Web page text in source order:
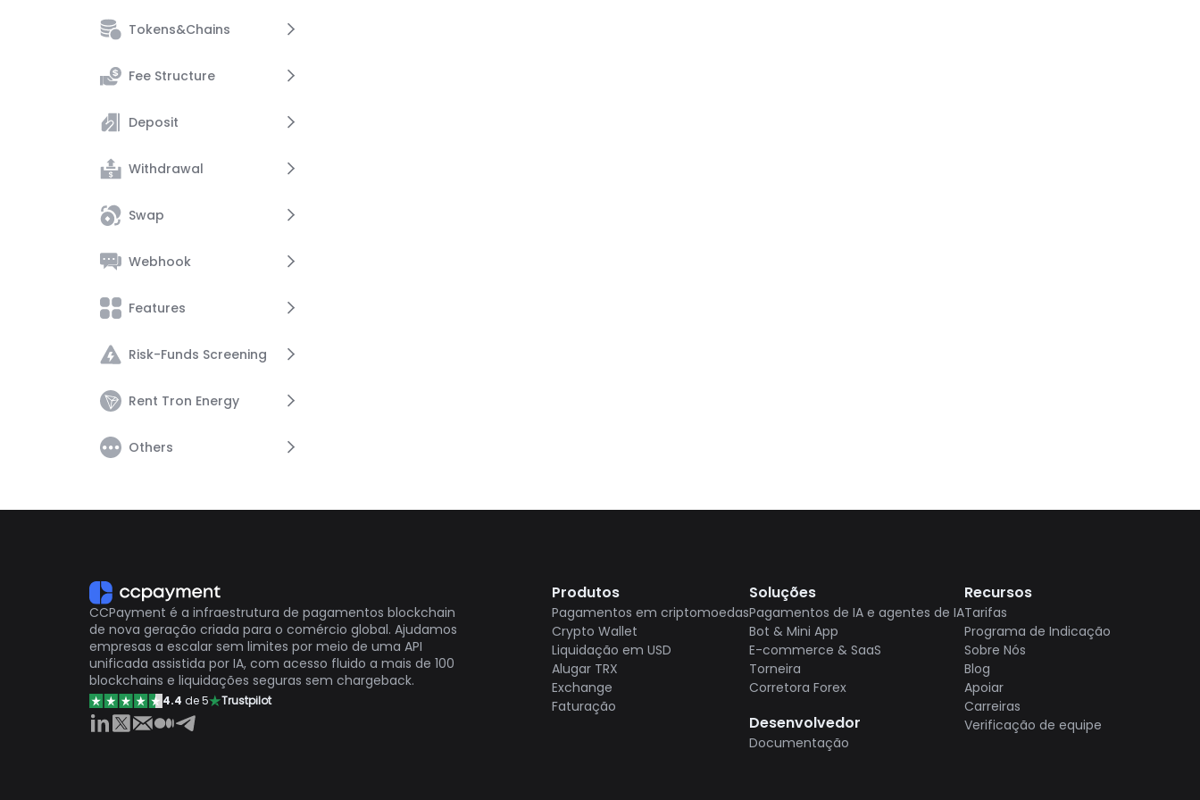
Account Management
Security
Tokens&Chains
Supported Tokens
Supported Chains
Fee Structure
Service Fee
Network Fee
Deposit
Deposit Guide
Crypto Deposit
Withdrawal
Withdrawal Guide
Crypto Withdrawal
Swap
Crypto Swap
Webhook
Webhook Notifications
Resend Webhook
Features
USD Settlement
Funds
Transaction
Risk-Funds Screening
Risky Payments Guide
Risky Address Guide
Rent Tron Energy
Rent Tron Energy
Others
Other
CCPayment é a infraestrutura de pagamentos blockchain
de nova geração criada para o comércio global. Ajudamos
empresas a escalar sem limites por meio de uma API
unificada assistida por IA, com acesso fluido a mais de 100
blockchains e liquidações seguras sem chargeback.
4.4 de 5 Trustpilot
Produtos
Pagamentos em criptomoedas
Crypto Wallet
Liquidação em USD
Alugar TRX
Exchange
Faturação
Soluções
Pagamentos de IA e agentes de IA
Bot & Mini App
E-commerce & SaaS
Torneira
Corretora Forex
Desenvolvedor
Documentação
Recursos
Tarifas
Programa de Indicação
Sobre Nós
Blog
Apoiar
Carreiras
Verificação de equipe